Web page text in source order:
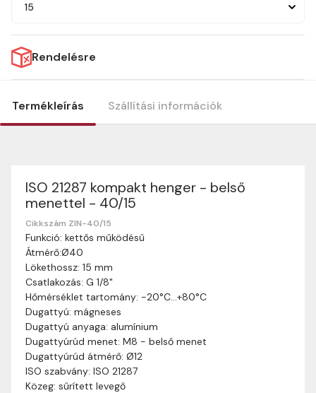
15
Rendelésre
Termékleírás Szállítási információk
ISO 21287 kompakt henger - belső
menettel - 40/15
Cikkszám ZIN-40/15
Funkció: kettős működésű
Átmérő:Ø40
Lökethossz: 15 mm
Csatlakozás: G 1/8"
Hőmérséklet tartomány: -20°C…+80°C
Dugattyú: mágneses
Dugattyú anyaga: alumínium
Dugattyúrúd menet: M8 - belső menet
Dugattyúrúd átmérő: Ø12
ISO szabvány: ISO 21287
Közeg: sűrített levegő
Szállítási információk
Nagyon köszönjük, hogy webshopunkat választottátok
vásárlásaitokhoz. Az alábbiakban megtaláljátok szállítási
információinkat, hogy a vásárlásotok gördülékenyen és
zökkenőmentesen történhessen.
Szállítási idő:
munkanapon belül kézbesítjük. Amennyiben
valamilyen okból kifolyólag a szállítás hosszabb
ideig tart, előre értesítünk benneteket.
Szállítási díj: A szállítási díj függ a termék súlyától
és a szállítási cím távolságától. A pontos szállítási
díjat a vásárlás folyamata során megtekinthetitek,
mielőtt a rendelést véglegesítitek.